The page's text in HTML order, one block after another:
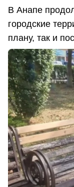
В Анапе
городские
плану, так и